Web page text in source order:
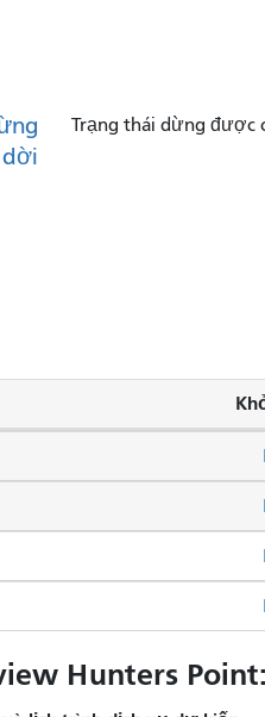
Trạng thái dừng được
Hunters